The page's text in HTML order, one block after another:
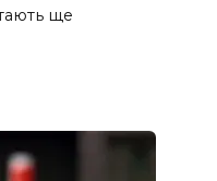
ще